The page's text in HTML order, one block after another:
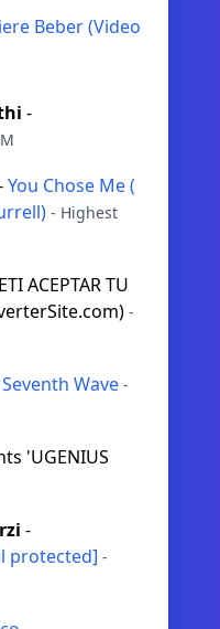
Beber (Video
-
You Chose Me (
- Highest
ACEPTAR TU
-
Wave -
'UGENIUS
-
protected] -